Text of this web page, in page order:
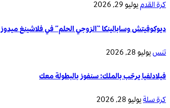
كرة القدميوليو 29, 2026
ديوكوفيتش وسابالينكا “الزوجي الحلم” في فلاشينغ ميدوز
تنسيوليو 28, 2026
فيلادلفيا يرحّب بالملك: سنفوز بالبطولة معك
كرة سلةيوليو 28, 2026